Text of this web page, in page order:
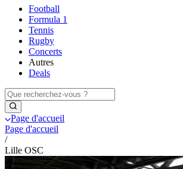
Football
Formula 1
Tennis
Rugby
Concerts
Autres
Deals
Page d'accueil
Page d'accueil
/
Lille OSC